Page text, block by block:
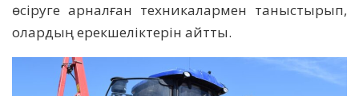
өсіруге арналған техникалармен таныстырып,
олардың ерекшеліктерін айтты.